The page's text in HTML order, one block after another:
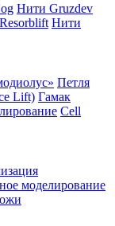
Нити Gruzdev
Нити
Петля
Lift) Гамак
Cell
моделирование